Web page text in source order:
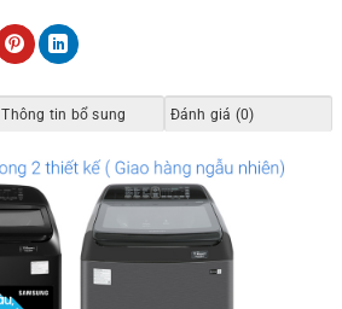
Thông tin bổ sung Đánh giá (0)